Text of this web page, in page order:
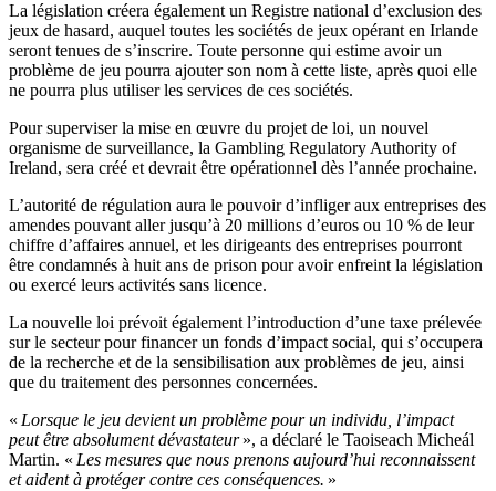
La législation créera également un Registre national d’exclusion des
jeux de hasard, auquel toutes les sociétés de jeux opérant en Irlande
seront tenues de s’inscrire. Toute personne qui estime avoir un
problème de jeu pourra ajouter son nom à cette liste, après quoi elle
ne pourra plus utiliser les services de ces sociétés.
Pour superviser la mise en œuvre du projet de loi, un nouvel
organisme de surveillance, la Gambling Regulatory Authority of
Ireland, sera créé et devrait être opérationnel dès l’année prochaine.
L’autorité de régulation aura le pouvoir d’infliger aux entreprises des
amendes pouvant aller jusqu’à 20 millions d’euros ou 10 % de leur
chiffre d’affaires annuel, et les dirigeants des entreprises pourront
être condamnés à huit ans de prison pour avoir enfreint la législation
ou exercé leurs activités sans licence.
La nouvelle loi prévoit également l’introduction d’une taxe prélevée
sur le secteur pour financer un fonds d’impact social, qui s’occupera
de la recherche et de la sensibilisation aux problèmes de jeu, ainsi
que du traitement des personnes concernées.
« Lorsque le jeu devient un problème pour un individu, l’impact
peut être absolument dévastateur», a déclaré le Taoiseach Micheál
Martin. « Les mesures que nous prenons aujourd’hui reconnaissent
et aident à protéger contre ces conséquences. »